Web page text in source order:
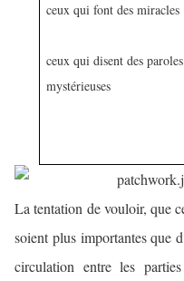
ceux qui font des miracles
ceux qui disent des paroles
mystérieuses
La tentation de vouloir, que
soient plus importantes que
circulation entre les